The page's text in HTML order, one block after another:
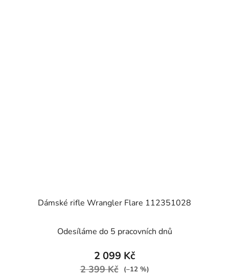
Dámské rifle Wrangler Flare 112351028
Odesíláme do 5 pracovních dnů
2 099 Kč
2 399 Kč (–12 %)